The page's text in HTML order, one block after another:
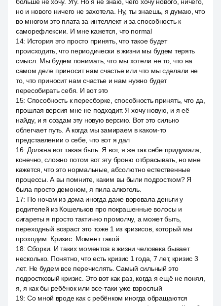
но и нового ничего не захотела. Ну, ты знаешь, я думаю, что
во многом это плата за интеллект и за способность к
саморефлексии. И мне кажется, что normal
14: История это просто принять, что такое будет
происходить, что периодически в жизни мы будем терять
смысл. Мы будем понимать, что мы хотели не то, что на
самом деле приносит нам счастье или что мы сделали не
то, что приносит нам счастье и нам нужно будет
пересобирать себя. И вот это
15: Способность к пересборке, способность принять, что да,
прошлая версия мне не подходит. Я хочу новую, и я её
найду, и я создам эту новую версию. Вот это сильно
облегчает путь. А когда мы замираем в каком-то
представлении о себе, что вот я дал
16: Должна вот такая быть. Я вот, я же так себе придумала,
конечно, сложно потом вот эту броню отбрасывать, но мне
кажется, что это нормальные, абсолютно естественные
процессы. А вы помните, каким вы были подростком? Я
была просто демоном, я пила алкоголь.
17: По ночам из дома иногда даже воровала деньги у
родителей из Кошельков про покрашенные волосы и
сигареты я просто тактично промолчу, а может быть,
переходный возраст это тоже 1 из кризисов, который мы
проходим. Кризис. Момент такой.
18: Сборки. И таких моментов в жизни человека бывает
несколько. Понятно, что есть кризис 1 года, 7 лет, кризис 3
лет. Не будем все перечислять. Самый сильный это
подростковый кризис. Это вот как раз, когда я ещё не понял,
я, я как бы ребёнок или все-таки уже взрослый
19: Со мной вроде как с ребёнком иногда обращаются